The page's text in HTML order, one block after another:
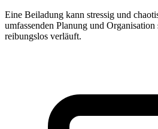
Eine Beiladung kann stressig und
umfassenden Planung und
reibungslos verläuft.